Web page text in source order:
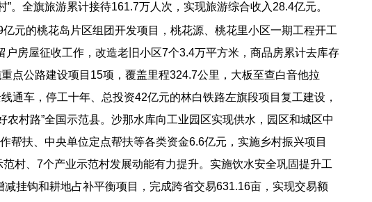
。全旗旅游累计接待161.7万人次，实现旅游综合收入28.4亿元。
元的桃花岛片区组团开发项目，桃花源、桃花里小区一期工程开工
房屋征收工作，改造老旧小区7个3.4万平方米，商品房累计去库存
点公路建设项目15项，覆盖里程324.7公里，大板至查白音他拉
通车，停工十年、总投资42亿元的林白铁路左旗段项目复工建设，
村路”全国示范县。沙那水库向工业园区实现供水，园区和城区中
帮扶、中央单位定点帮扶等各类资金6.6亿元，实施乡村振兴项目
村、7个产业示范村发展动能有力提升。实施饮水安全巩固提升工
挂钩和耕地占补平衡项目，完成跨省交易631.16亩，实现交易额